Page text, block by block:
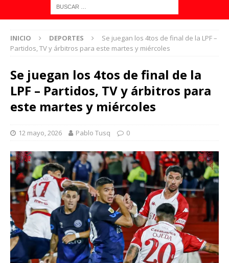
INICIO DEPORTES
Se juegan los 4tos de final de la LPF –
Partidos, TV y árbitros para este martes y miércoles
Se juegan los 4tos de final de la
LPF – Partidos, TV y árbitros para
este martes y miércoles
12 mayo, 2026 Pablo Tusq 0